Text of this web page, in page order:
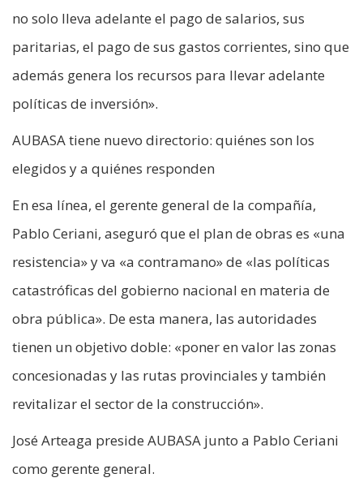
no solo lleva adelante el pago de salarios, sus
paritarias, el pago de sus gastos corrientes, sino que
además genera los recursos para llevar adelante
políticas de inversión».
AUBASA tiene nuevo directorio: quiénes son los
elegidos y a quiénes responden
En esa línea, el gerente general de la compañía,
Pablo Ceriani, aseguró que el plan de obras es «una
resistencia» y va «a contramano» de «las políticas
catastróficas del gobierno nacional en materia de
obra pública». De esta manera, las autoridades
tienen un objetivo doble: «poner en valor las zonas
concesionadas y las rutas provinciales y también
revitalizar el sector de la construcción».
José Arteaga preside AUBASA junto a Pablo Ceriani
como gerente general.